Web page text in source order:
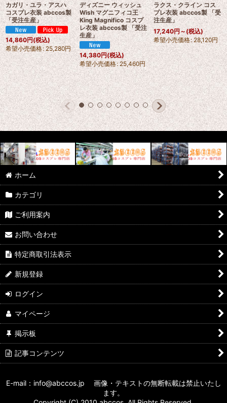
カガリ・ユラ・アスハ
コスプレ衣装 abccos製
「受注生産」
14,860円(税込)
希望小売価格: 25,280円
ディズニー ウィッシュ
Wish マグニフィコ王
King Magnifico コスプ
レ衣装 abccos製 「受注
生産」
14,380円(税込)
希望小売価格: 25,460円
ラクス・クライン コス
プレ衣装 abccos製 「受
注生産」
17,240円～(税込)
希望小売価格: 28,120円
ホーム
カテゴリ
ご利用案内
お問い合わせ
特定商取引法表示
新規登録
ログイン
マイページ
掲示板
記事コンテンツ
E-mail：info@abccos.jp 画像・テキストの無断転載は禁止いたし
ます。